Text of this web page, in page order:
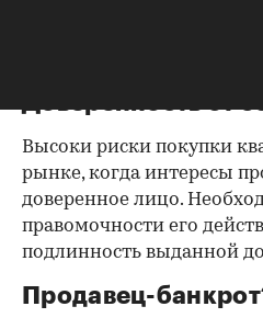
Высоки риски покупки
рынке, когда интересы
доверенное лицо.
правомочности его
подлинность выданной
Продавец-